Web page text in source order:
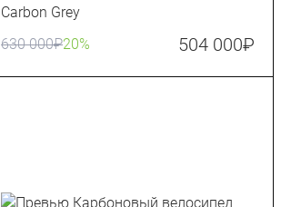
Carbon Grey
630 000₽20% 504 000₽